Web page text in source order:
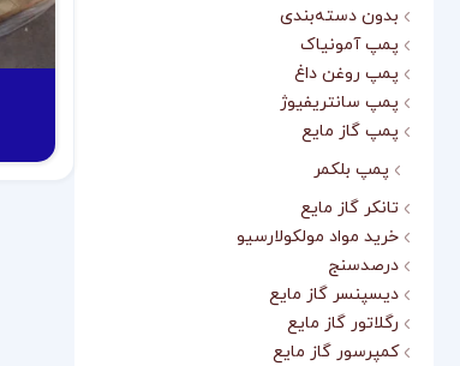
بدون دسته‌بندی
پمپ آمونیاک
پمپ روغن داغ
پمپ سانتریفیوژ
پمپ گاز مایع
پمپ بلکمر
تانکر گاز مایع
خرید مواد مولکولارسیو
درصدسنج
دیسپنسر گاز مایع
رگلاتور گاز مایع
کمپرسور گاز مایع